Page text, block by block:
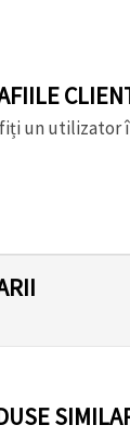
un utilizator